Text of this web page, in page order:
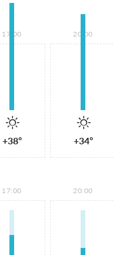
17:00
+38°
20:00
+34°
17:00 20:00